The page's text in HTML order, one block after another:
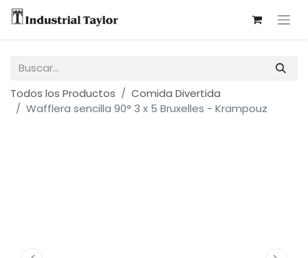
Todos los Productos
Comida Divertida
Wafflera sencilla 90° 3 x 5 Bruxelles - Krampouz